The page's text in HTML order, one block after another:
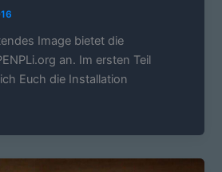
Image bietet die
an. Im ersten Teil
Euch die Installation